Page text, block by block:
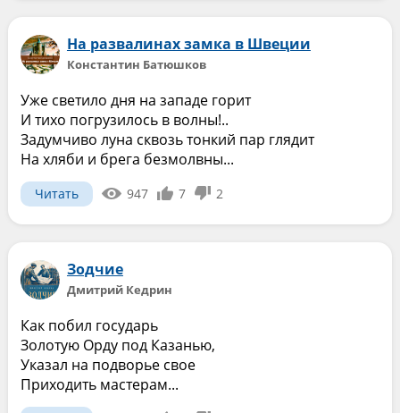
На развалинах замка в Швеции
Константин Батюшков
Уже светило дня на западе горит
И тихо погрузилось в волны!..
Задумчиво луна сквозь тонкий пар глядит
На хляби и брега безмолвны...
Читать 947 7 2
Зодчие
Дмитрий Кедрин
Как побил государь
Золотую Орду под Казанью,
Указал на подворье свое
Приходить мастерам...